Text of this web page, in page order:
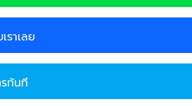
ราเลย
ทันที